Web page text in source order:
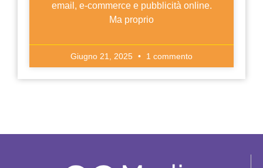
email, e-commerce e pubblicità online.
Ma proprio
Giugno 21, 2025 1 commento